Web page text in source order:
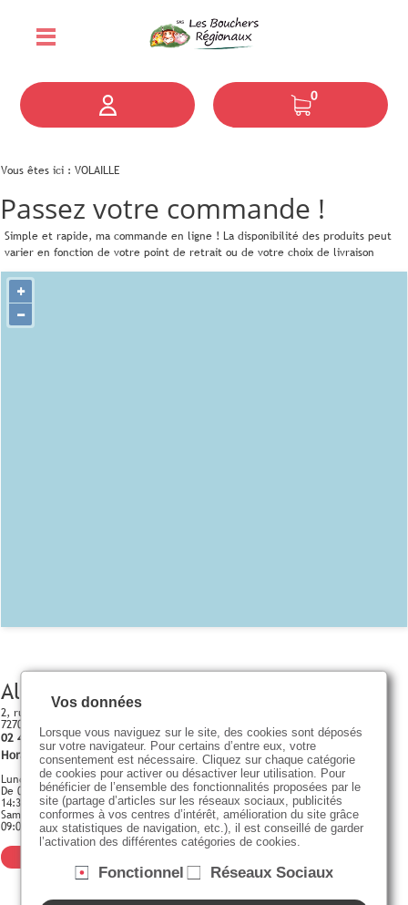
0
Vous êtes ici :VOLAILLE
Passez votre commande !
Simple et rapide, ma commande en ligne ! La disponibilité des produits peut
varier en fonction de votre point de retrait ou de votre choix de livraison
+
−
Allonnes
2, rue de la raterie
72700 ALLONNES
02 43 52 63 41
Horaires d'ouverture
Lundi - Vendredi
De 09:00 à 12:00
14:30 - 18:30
Samedi
09:00 - 18:30
Vos données
Lorsque vous naviguez sur le site, des cookies sont déposés
sur votre navigateur. Pour certains d’entre eux, votre
consentement est nécessaire. Cliquez sur chaque catégorie
de cookies pour activer ou désactiver leur utilisation. Pour
bénéficier de l’ensemble des fonctionnalités proposées par le
site (partage d’articles sur les réseaux sociaux, publicités
conformes à vos centres d’intérêt, amélioration du site grâce
aux statistiques de navigation, etc.), il est conseillé de garder
l’activation des différentes catégories de cookies.
Fonctionnel Réseaux Sociaux